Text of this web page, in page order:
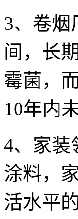
3、卷烟
间，长
霉菌，
10年内
4、家装
涂料，
活水平